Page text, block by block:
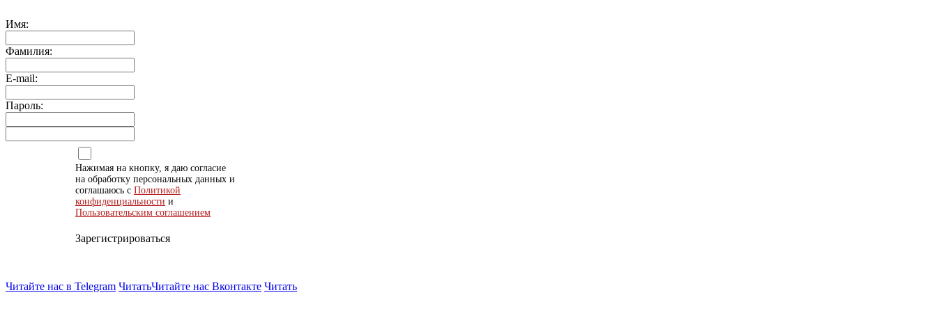
Имя:
Фамилия:
E-mail:
Пароль:
Нажимая на кнопку, я даю согласие
на обработку персональных данных и
соглашаюсь с Политикой
конфиденциальности и
Пользовательским соглашением
Зарегистрироваться
Читайте нас в Telegram ЧитатьЧитайте нас Вконтакте Читать